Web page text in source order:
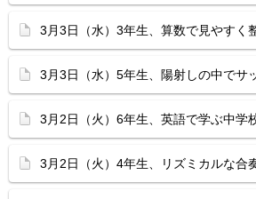
3月3日（水）3年生、算数で見やすく
3月3日（水）5年生、陽射しの中でサ
3月2日（火）6年生、英語で学ぶ中学
3月2日（火）4年生、リズミカルな合